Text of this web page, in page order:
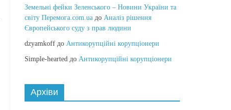
Земельні фейки Зеленського – Новини України та
світу Перемога.com.ua до Аналіз рішення
Європейського суду з прав людини
dzyamkoff до Антикорупційні корупціонери
Simple-hearted до Антикорупційні корупціонери
Архіви